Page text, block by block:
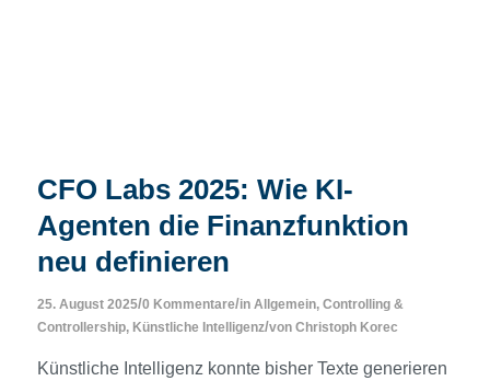
CFO Labs 2025: Wie KI-
Agenten die Finanzfunktion
neu definieren
25. August 2025/0 Kommentare/in Allgemein, Controlling &
Controllership, Künstliche Intelligenz/von Christoph Korec
Künstliche Intelligenz konnte bisher Texte generieren